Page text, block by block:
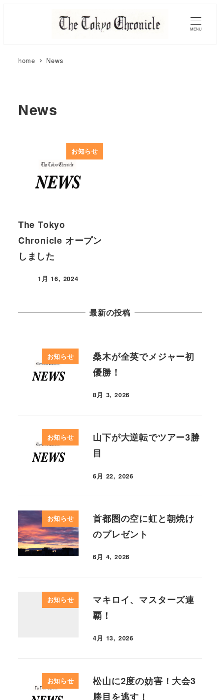
MENU
home News
News
お知らせ
The Tokyo
Chronicle オープン
しました
1月 16, 2024
最新の投稿
お知らせ
桑木が全英でメジャー初
優勝！
8月 3, 2026
お知らせ
山下が大逆転でツアー3勝
目
6月 22, 2026
お知らせ
首都圏の空に虹と朝焼け
のプレゼント
6月 4, 2026
お知らせ
マキロイ、マスターズ連
覇！
4月 13, 2026
お知らせ
松山に2度の妨害！大会3
勝目を逃す！